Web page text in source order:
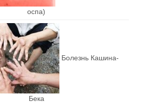
оспа)
Болезнь Кашина-
Бека